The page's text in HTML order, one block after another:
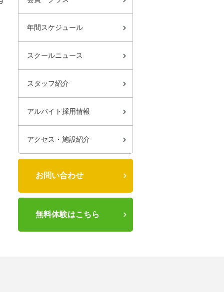
年間スケジュール
スクールニュース
スタッフ紹介
アルバイト採用情報
アクセス・施設紹介
お問い合わせ
無料体験はこちら